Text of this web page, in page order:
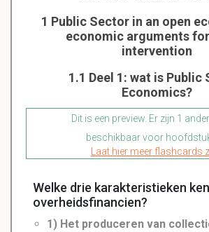
1 Public Sector in an open
economic arguments
intervention
1.1 Deel 1: wat is Public
Economics?
Dit is een preview. Er zijn 1
beschikbaar voor
Laat hier meer flashcards
Welke drie karakteristieken
overheidsfinancien?
1) Het produceren van